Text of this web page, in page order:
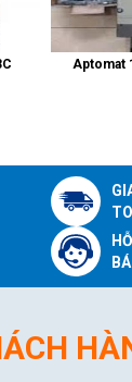
Aptomat